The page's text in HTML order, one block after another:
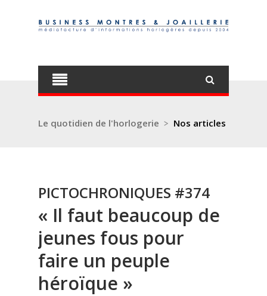
Le quotidien de l'horlogerie > Nos articles
PICTOCHRONIQUES #374
« Il faut beaucoup de
jeunes fous pour
faire un peuple
héroïque »